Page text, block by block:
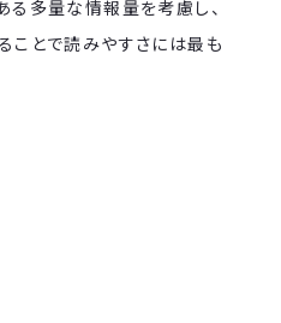
る多量な情報量を考慮し、
ことで読みやすさには最も